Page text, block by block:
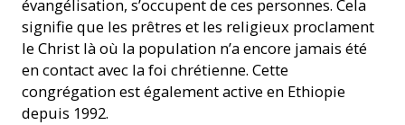
évangélisation, s’occupent de ces personnes. Cela
signifie que les prêtres et les religieux proclament
le Christ là où la population n’a encore jamais été
en contact avec la foi chrétienne. Cette
congrégation est également active en Ethiopie
depuis 1992.